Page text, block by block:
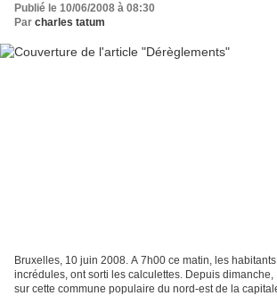
Publié le 10/06/2008 à 08:30
Par charles tatum
Bruxelles, 10 juin 2008. A 7h00 ce matin, les
incrédules, ont sorti les calculettes. Depuis dimanche,
sur cette commune populaire du nord-est de la